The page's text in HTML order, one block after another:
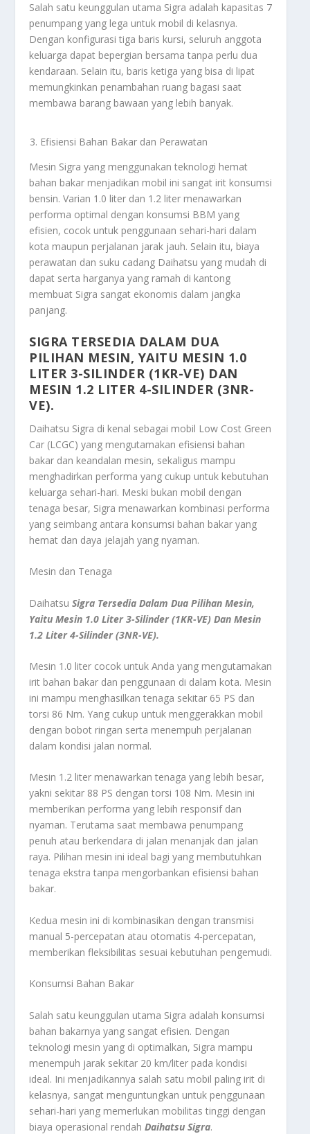
Salah satu keunggulan utama Sigra adalah kapasitas 7
penumpang yang lega untuk mobil di kelasnya.
Dengan konfigurasi tiga baris kursi, seluruh anggota
keluarga dapat bepergian bersama tanpa perlu dua
kendaraan. Selain itu, baris ketiga yang bisa di lipat
memungkinkan penambahan ruang bagasi saat
membawa barang bawaan yang lebih banyak.
Efisiensi Bahan Bakar dan Perawatan
Mesin Sigra yang menggunakan teknologi hemat
bahan bakar menjadikan mobil ini sangat irit konsumsi
bensin. Varian 1.0 liter dan 1.2 liter menawarkan
performa optimal dengan konsumsi BBM yang
efisien, cocok untuk penggunaan sehari-hari dalam
kota maupun perjalanan jarak jauh. Selain itu, biaya
perawatan dan suku cadang Daihatsu yang mudah di
dapat serta harganya yang ramah di kantong
membuat Sigra sangat ekonomis dalam jangka
panjang.
SIGRA TERSEDIA DALAM DUA
PILIHAN MESIN, YAITU MESIN 1.0
LITER 3-SILINDER (1KR-VE) DAN
MESIN 1.2 LITER 4-SILINDER (3NR-
VE).
Daihatsu Sigra di kenal sebagai mobil Low Cost Green
Car (LCGC) yang mengutamakan efisiensi bahan
bakar dan keandalan mesin, sekaligus mampu
menghadirkan performa yang cukup untuk kebutuhan
keluarga sehari-hari. Meski bukan mobil dengan
tenaga besar, Sigra menawarkan kombinasi performa
yang seimbang antara konsumsi bahan bakar yang
hemat dan daya jelajah yang nyaman.
Mesin dan Tenaga
DaihatsuSigra Tersedia Dalam Dua Pilihan Mesin,
Yaitu Mesin 1.0 Liter 3-Silinder (1KR-VE) Dan Mesin
1.2 Liter 4-Silinder (3NR-VE).
Mesin 1.0 liter cocok untuk Anda yang mengutamakan
irit bahan bakar dan penggunaan di dalam kota. Mesin
ini mampu menghasilkan tenaga sekitar 65 PS dan
torsi 86 Nm. Yang cukup untuk menggerakkan mobil
dengan bobot ringan serta menempuh perjalanan
dalam kondisi jalan normal.
Mesin 1.2 liter menawarkan tenaga yang lebih besar,
yakni sekitar 88 PS dengan torsi 108 Nm. Mesin ini
memberikan performa yang lebih responsif dan
nyaman. Terutama saat membawa penumpang
penuh atau berkendara di jalan menanjak dan jalan
raya. Pilihan mesin ini ideal bagi yang membutuhkan
tenaga ekstra tanpa mengorbankan efisiensi bahan
bakar.
Kedua mesin ini di kombinasikan dengan transmisi
manual 5-percepatan atau otomatis 4-percepatan,
memberikan fleksibilitas sesuai kebutuhan pengemudi.
Konsumsi Bahan Bakar
Salah satu keunggulan utama Sigra adalah konsumsi
bahan bakarnya yang sangat efisien. Dengan
teknologi mesin yang di optimalkan, Sigra mampu
menempuh jarak sekitar 20 km/liter pada kondisi
ideal. Ini menjadikannya salah satu mobil paling irit di
kelasnya, sangat menguntungkan untuk penggunaan
sehari-hari yang memerlukan mobilitas tinggi dengan
biaya operasional rendah Daihatsu Sigra.